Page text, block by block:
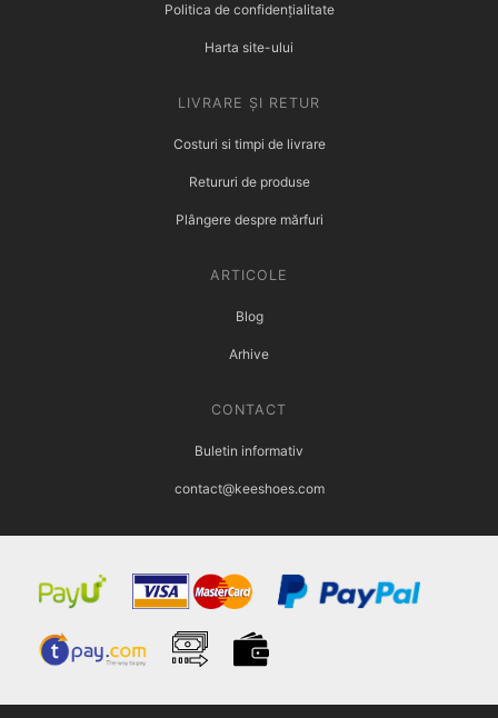
Politica de confidențialitate
Harta site-ului
LIVRARE ȘI RETUR
Costuri si timpi de livrare
Retururi de produse
Plângere despre mărfuri
ARTICOLE
Blog
Arhive
CONTACT
Buletin informativ
contact@keeshoes.com